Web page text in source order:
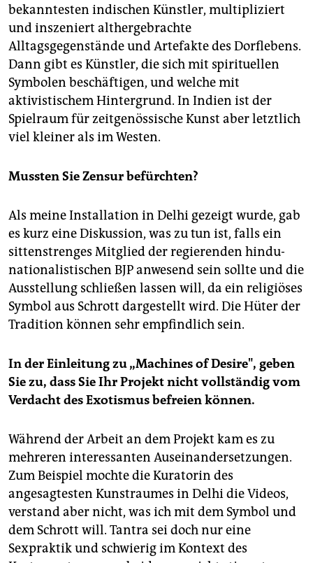
bekanntesten indischen Künstler, multipliziert
und inszeniert althergebrachte
Alltagsgegenstände und Artefakte des Dorflebens.
Dann gibt es Künstler, die sich mit spirituellen
Symbolen beschäftigen, und welche mit
aktivistischem Hintergrund. In Indien ist der
Spielraum für zeitgenössische Kunst aber letztlich
viel kleiner als im Westen.
Mussten Sie Zensur befürchten?
Als meine Installation in Delhi gezeigt wurde, gab
es kurz eine Diskussion, was zu tun ist, falls ein
sittenstrenges Mitglied der regierenden hindu-
nationalistischen BJP anwesend sein sollte und die
Ausstellung schließen lassen will, da ein religiöses
Symbol aus Schrott dargestellt wird. Die Hüter der
Tradition können sehr empfindlich sein.
In der Einleitung zu „Machines of Desire", geben
Sie zu, dass Sie Ihr Projekt nicht vollständig vom
Verdacht des Exotismus befreien können.
Während der Arbeit an dem Projekt kam es zu
mehreren interessanten Auseinandersetzungen.
Zum Beispiel mochte die Kuratorin des
angesagtesten Kunstraumes in Delhi die Videos,
verstand aber nicht, was ich mit dem Symbol und
dem Schrott will. Tantra sei doch nur eine
Sexpraktik und schwierig im Kontext des